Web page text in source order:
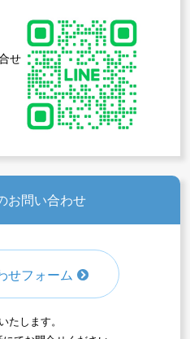
せ
お問い合わせ
せフォーム
たします。